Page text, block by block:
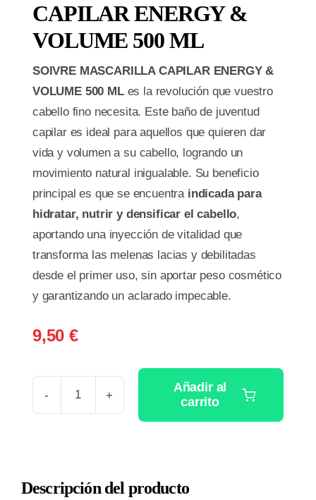
CAPILAR ENERGY &
VOLUME 500 ML
SOIVRE MASCARILLA CAPILAR ENERGY &
VOLUME 500 MLes la revolución que vuestro
cabello fino necesita. Este baño de juventud
capilar es ideal para aquellos que quieren dar
vida y volumen a su cabello, logrando un
movimiento natural inigualable. Su beneficio
principal es que se encuentra indicada para
hidratar, nutrir y densificar el cabello,
aportando una inyección de vitalidad que
transforma las melenas lacias y debilitadas
desde el primer uso, sin aportar peso cosmético
y garantizando un aclarado impecable.
9,50 €
MASCARILLA
&
Añadir al
carrito
Descripción del producto